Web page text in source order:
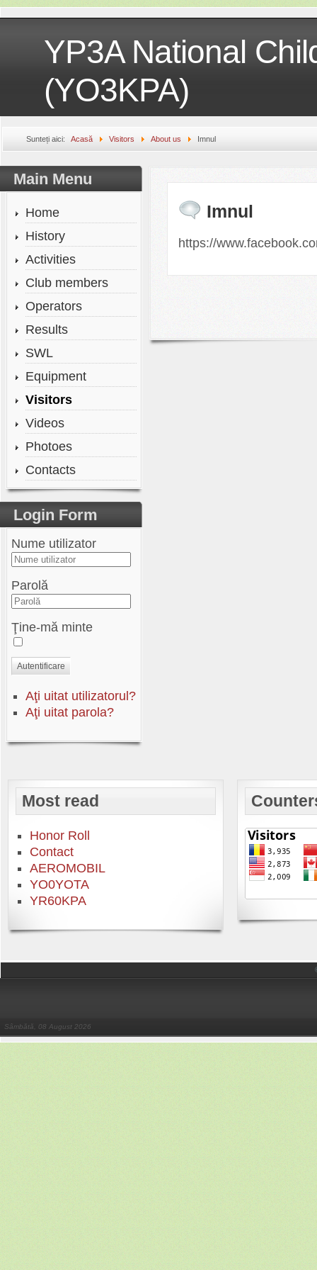
YP3A National
(YO3KPA)
Sunteți aici: Acasă Visitors About us Imnul
Main Menu
Home
History
Activities
Club members
Operators
Results
SWL
Equipment
Visitors
Videos
Photoes
Contacts
Login Form
Nume utilizator
Parolă
Ţine-mă minte
Autentificare
Aţi uitat utilizatorul?
Aţi uitat parola?
Imnul
https://
Most read
Honor Roll
Contact
AEROMOBIL
YO0YOTA
YR60KPA
Sâmbătă, 08 August 2026